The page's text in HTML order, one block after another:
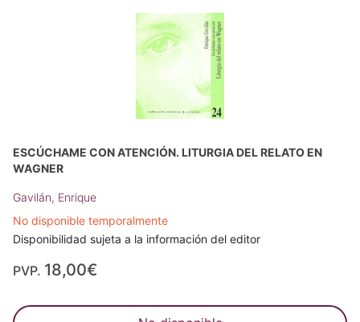
ESCÚCHAME CON ATENCIÓN. LITURGIA DEL RELATO EN
WAGNER
Gavilán, Enrique
No disponible temporalmente
Disponibilidad sujeta a la información del editor
PVP. 18,00€